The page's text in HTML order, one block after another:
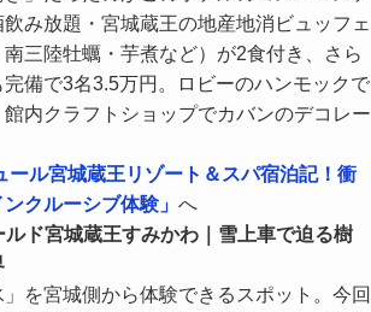
み放題・宮城蔵王の地産地消ビュッフェ
南三陸牡蠣・芋煮など）が2食付き、さら
備で3名3.5万円。ロビーのハンモックで
館内クラフトショップでカバンのデコレー
ール宮城蔵王リゾート＆スパ宿泊記！衝
クルーシブ体験」 へ
ド宮城蔵王すみかわ｜雪上車で迫る樹
」を宮城側から体験できるスポット。今回